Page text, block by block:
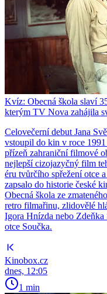
Kvíz: Obecná škola slaví
kterým TV Nova zahájila
Celovečerní debut Jana
vstoupil do kin v roce
přízeň zahraniční filmové
nejlepší cizojazyčný film
éru tvůrčího spřežení otce
zapsalo do historie české
Obecná škola ze
retro filmařinu, zlidovělé
Igora Hnízda nebo Zdeňka
otce Součka.
Kinobox.cz
dnes, 12:05
1 min